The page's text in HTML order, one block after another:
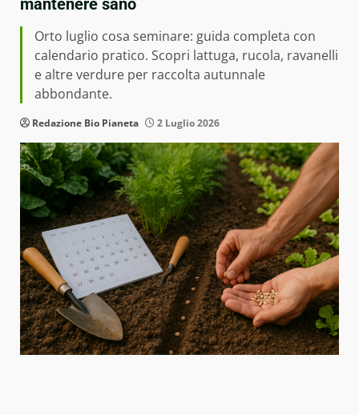
mantenere sano
Orto luglio cosa seminare: guida completa con
calendario pratico. Scopri lattuga, rucola, ravanelli
e altre verdure per raccolta autunnale
abbondante.
Redazione Bio Pianeta 2 Luglio 2026